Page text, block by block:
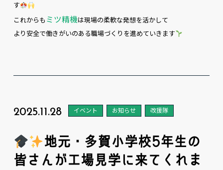
す
これからも ミツ精機は現場の柔軟な発想を活かして
より安全で働きがいのある職場づくりを進めていきます
2025.11.28 イベント お知らせ 改援隊
地元・多賀小学校5年生の
皆さんが工場見学に来てくれま